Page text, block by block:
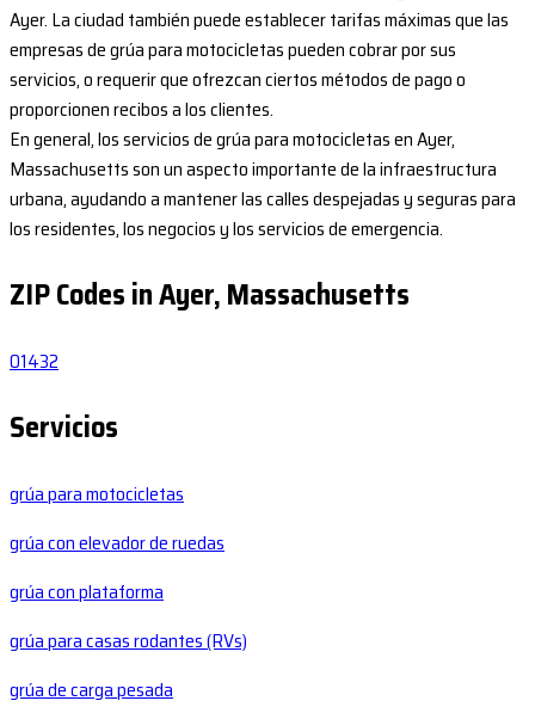
Ayer. La ciudad también puede establecer tarifas máximas que las
empresas de grúa para motocicletas pueden cobrar por sus
servicios, o requerir que ofrezcan ciertos métodos de pago o
proporcionen recibos a los clientes.
En general, los servicios de grúa para motocicletas en Ayer,
Massachusetts son un aspecto importante de la infraestructura
urbana, ayudando a mantener las calles despejadas y seguras para
los residentes, los negocios y los servicios de emergencia.
ZIP Codes in Ayer, Massachusetts
01432
Servicios
grúa para motocicletas
grúa con elevador de ruedas
grúa con plataforma
grúa para casas rodantes (RVs)
grúa de carga pesada